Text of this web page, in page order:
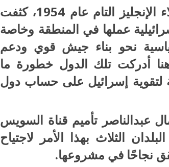
عقب ثورة يوليو 1952 في مصر وجلاء الإنجليز التام عام 1954، كثفت
عملها في المنطقة وخاصة
نحو بناء جيش قوي ودعم
هنا أدركت تلك الدول خطورة ما
إسرائيل على حساب دول
عبدالناصر تأميم قناة السويس
الثلاث بهذا الأمر لاجتياح
نجاحًا في مشروعها.